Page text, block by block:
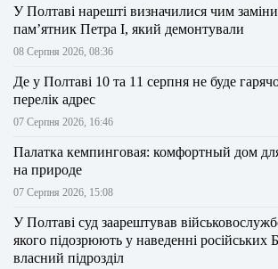
У Полтаві нарешті визначилися чим
пам’ятник Петра І, який демонтували
08 Серпня 2026, 08:36
Де у Полтаві 10 та 11 серпня не буде
перелік адрес
07 Серпня 2026, 16:46
Палатка кемпинговая: комфортный дом
на природе
07 Серпня 2026, 15:08
У Полтаві суд заарештував
якого підозрюють у наведенні
власний підрозділ